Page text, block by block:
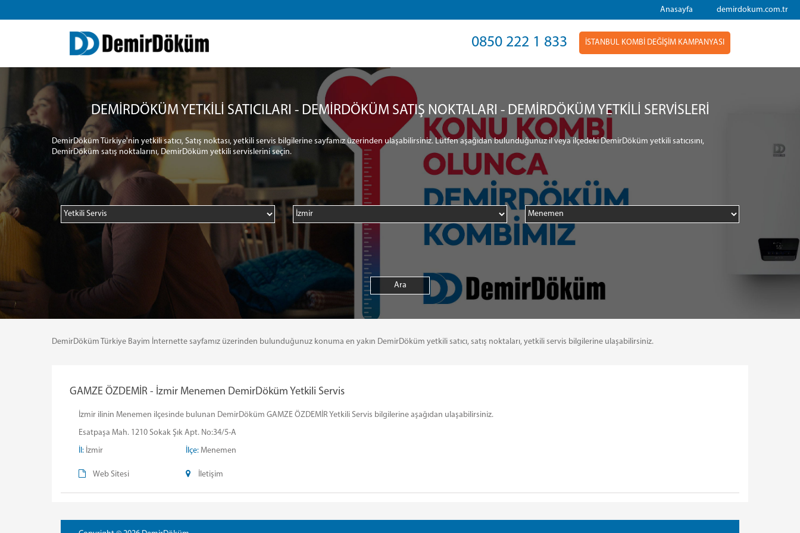
demirdokum.com.tr
Anasayfa
İSTANBUL KOMBİ DEĞİŞİM KAMPANYASI
0850 222 1 833
DEMİRDÖKÜM YETKİLİ SATICILARI - DEMİRDÖKÜM SATIŞ NOKTALARI - DEMİRDÖKÜM YETKİLİ SERVİSLERİ
DemirDöküm Türkiye'nin yetkili satıcı, Satış noktası, yetkili servis bilgilerine sayfamız üzerinden ulaşabilirsiniz. Lütfen aşağıdan bulunduğunuz il veya ilçedeki DemirDöküm yetkili satıcısını,
DemirDöküm satış noktalarını, DemirDöküm yetkili servislerini seçin.
DemirDöküm Türkiye Bayim İnternette sayfamız üzerinden bulunduğunuz konuma en yakın DemirDöküm yetkili satıcı, satış noktaları, yetkili servis bilgilerine ulaşabilirsiniz.
GAMZE ÖZDEMİR - İzmir Menemen DemirDöküm Yetkili Servis
İzmir ilinin Menemen ilçesinde bulunan DemirDöküm GAMZE ÖZDEMİR Yetkili Servis bilgilerine aşağıdan ulaşabilirsiniz.
Esatpaşa Mah. 1210 Sokak Şık Apt. No:34/5-A
İl: İzmir İlçe: Menemen
Web Sitesi İletişim